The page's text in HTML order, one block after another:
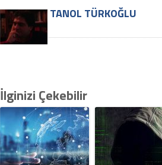
TANOL TÜRKOĞLU
İlginizi Çekebilir